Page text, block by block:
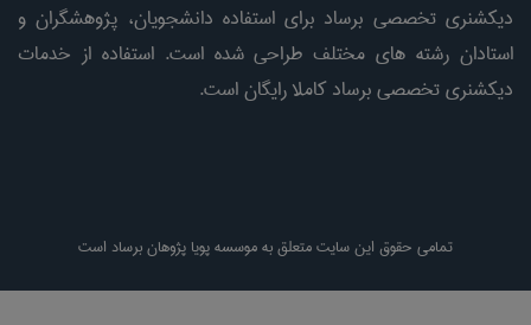
دیکشنری تخصصی برساد برای استفاده دانشجویان، پژوهشگران و
استادان رشته های مختلف طراحی شده است. استفاده از خدمات
دیکشنری تخصصی برساد کاملا رایگان است.
تمامی حقوق این سایت متعلق به موسسه پویا پژوهان برساد است